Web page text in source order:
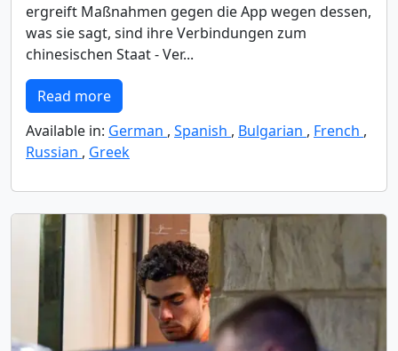
ergreift Maßnahmen gegen die App wegen dessen,
was sie sagt, sind ihre Verbindungen zum
chinesischen Staat - Ver...
Read more
Available in: German , Spanish , Bulgarian , French ,
Russian , Greek